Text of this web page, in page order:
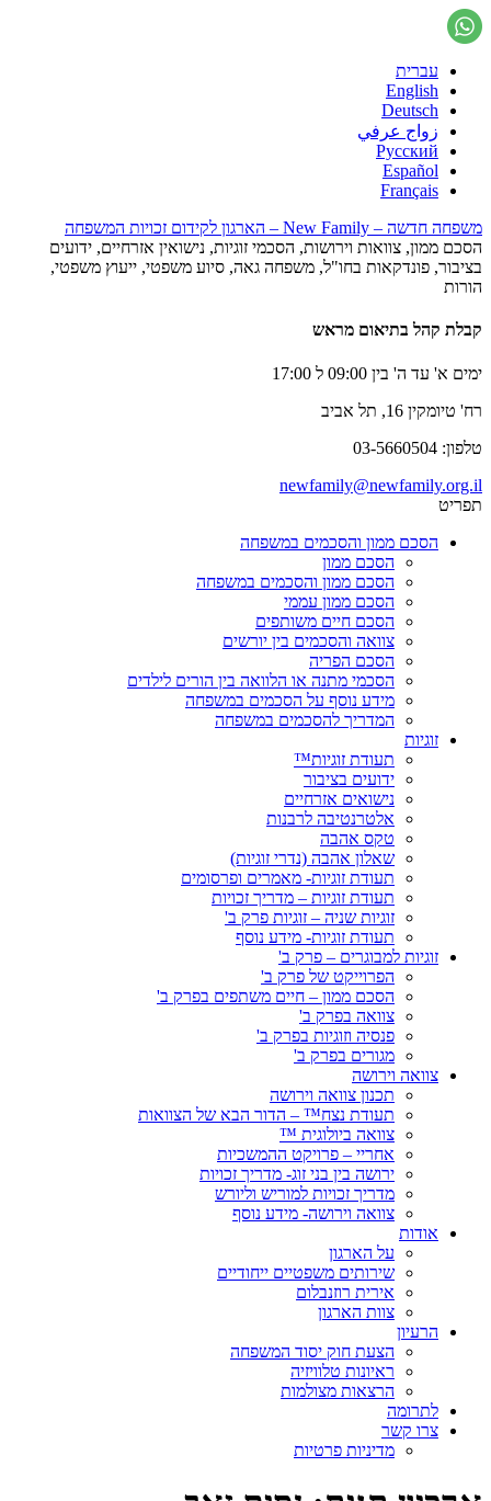
עברית
English
Deutsch
زواج عرفي
Русский
Español
Français
משפחה חדשה – New Family – הארגון לקידום זכויות המשפחה
הסכם ממון, צוואות וירושות, הסכמי זוגיות, נישואין אזרחיים, ידועים
בציבור, פונדקאות בחו"ל, משפחה גאה, סיוע משפטי, ייעוץ משפטי,
הורות
קבלת קהל בתיאום מראש
ימים א' עד ה' בין 09:00 ל 17:00
רח' טיומקין 16, תל אביב
טלפון: 03-5660504
newfamily@newfamily.org.il
תפריט
הסכם ממון והסכמים במשפחה
הסכם ממון
הסכם ממון והסכמים במשפחה
הסכם ממון עממי
הסכם חיים משותפים
צוואה והסכמים בין יורשים
הסכם הפריה
הסכמי מתנה או הלוואה בין הורים לילדים
מידע נוסף על הסכמים במשפחה
המדריך להסכמים במשפחה
זוגיות
תעודת זוגיות™
ידועים בציבור
נישואים אזרחיים
אלטרנטיבה לרבנות
טקס אהבה
שאלון אהבה (נדרי זוגיות)
תעודת זוגיות- מאמרים ופרסומים
תעודת זוגיות – מדריך זכויות
זוגיות שניה – זוגיות פרק ב'
תעודת זוגיות- מידע נוסף
זוגיות למבוגרים – פרק ב'
הפרוייקט של פרק ב'
הסכם ממון – חיים משתפים בפרק ב'
צוואה בפרק ב'
פנסיה וזוגיות בפרק ב'
מגורים בפרק ב'
צוואה וירושה
תכנון צוואה וירושה
תעודת נצח™ – הדור הבא של הצוואות
צוואה ביולוגית ™
אחריי – פרויקט ההמשכיות
ירושה בין בני זוג- מדריך זכויות
מדריך זכויות למוריש וליורש
צוואה וירושה- מידע נוסף
אודות
על הארגון
שירותים משפטיים ייחודיים
אירית רוזנבלום
צוות הארגון
הרעיון
הצעת חוק יסוד המשפחה
ראיונות טלוויזיה
הרצאות מצולמות
לתרומה
צרו קשר
מדיניות פרטיות